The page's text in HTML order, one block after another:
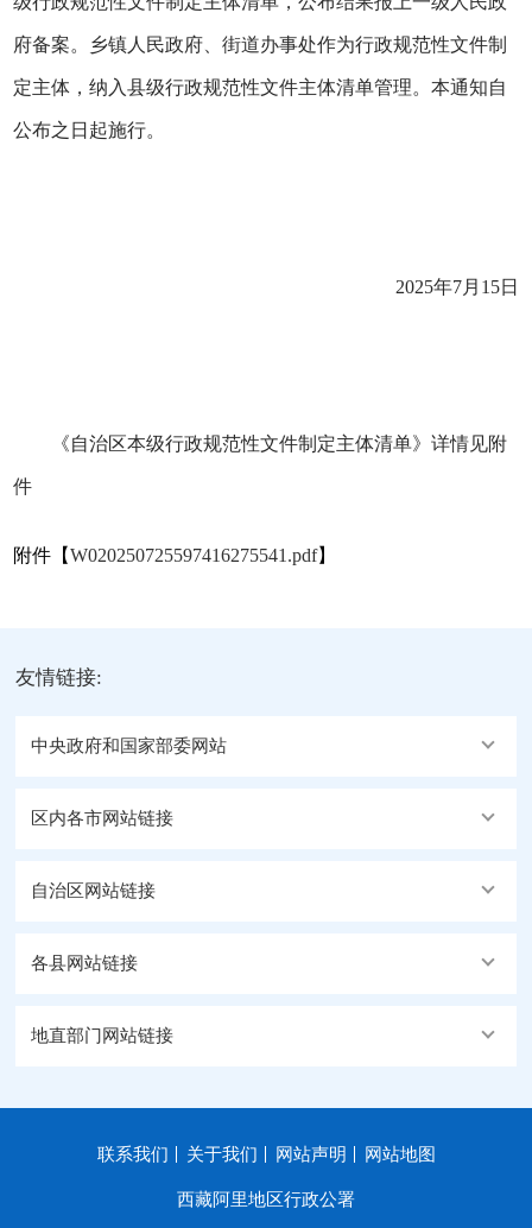
府备案。乡镇人民政府、街道办事处作为行政规范性文件制
定主体，纳入县级行政规范性文件主体清单管理。本通知自
公布之日起施行。
2025年7月15日
《自治区本级行政规范性文件制定主体清单》详情见附
件
附件【W020250725597416275541.pdf】
友情链接:
中央政府和国家部委网站
区内各市网站链接
自治区网站链接
各县网站链接
地直部门网站链接
联系我们 关于我们 网站声明 网站地图
西藏阿里地区行政公署